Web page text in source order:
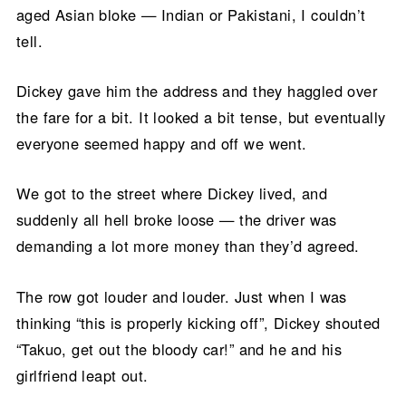
aged Asian bloke — Indian or Pakistani, I couldn’t
tell.
Dickey gave him the address and they haggled over
the fare for a bit. It looked a bit tense, but eventually
everyone seemed happy and off we went.
We got to the street where Dickey lived, and
suddenly all hell broke loose — the driver was
demanding a lot more money than they’d agreed.
The row got louder and louder. Just when I was
thinking “this is properly kicking off”, Dickey shouted
“Takuo, get out the bloody car!” and he and his
girlfriend leapt out.